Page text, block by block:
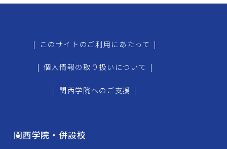
| このサイトのご利用にあたって |
| 個人情報の取り扱いについて |
| 関西学院へのご支援 |
関西学院・併設校